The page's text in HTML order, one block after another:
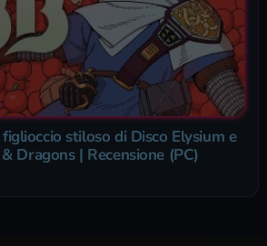
stiloso di Disco Elysium e
Dragons | Recensione (PC)